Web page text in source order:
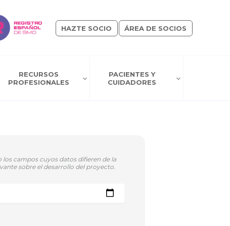
HAZTE SOCIO ÁREA DE SOCIOS
RECURSOS
PROFESIONALES
PACIENTES Y
CUIDADORES
campos cuyos datos difieren de la
sobre el desarrollo del proyecto.